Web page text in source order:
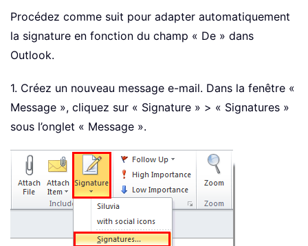
Procédez comme suit pour adapter automatiquement
la signature en fonction du champ « De » dans
Outlook.
1. Créez un nouveau message e-mail. Dans la fenêtre «
Message », cliquez sur « Signature » > « Signatures »
sous l’onglet « Message ».